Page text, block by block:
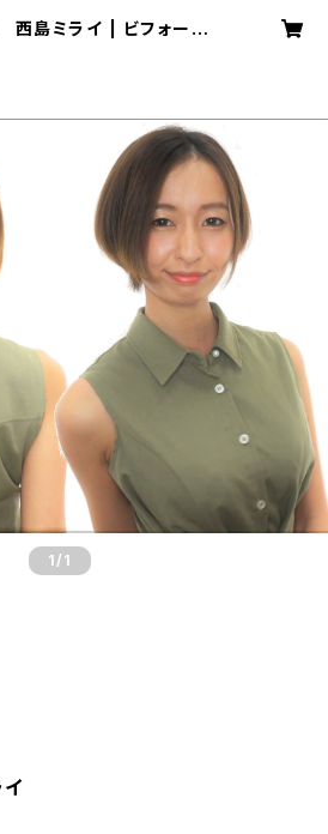
西島ミライ | ビフォーア
1 /1